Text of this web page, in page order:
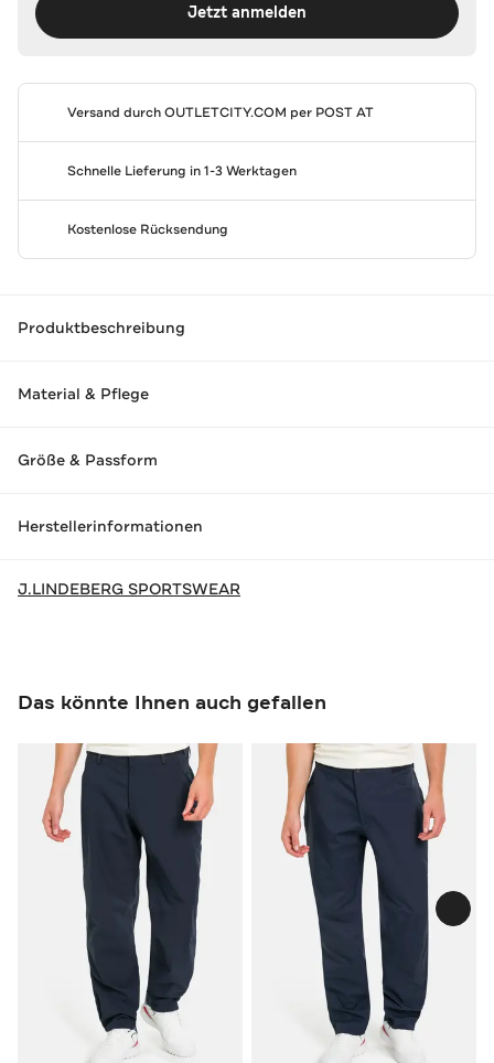
Jetzt anmelden
Versand durchOUTLETCITY.COM per POST AT
Schnelle Lieferung in 1-3 Werktagen
Kostenlose Rücksendung
Produktbeschreibung
Material & Pflege
Größe & Passform
Herstellerinformationen
J.LINDEBERG SPORTSWEAR
Das könnte Ihnen auch gefallen